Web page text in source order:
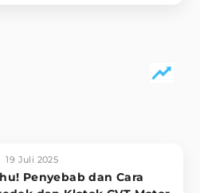
19 Juli 2025
Penyebab dan Cara